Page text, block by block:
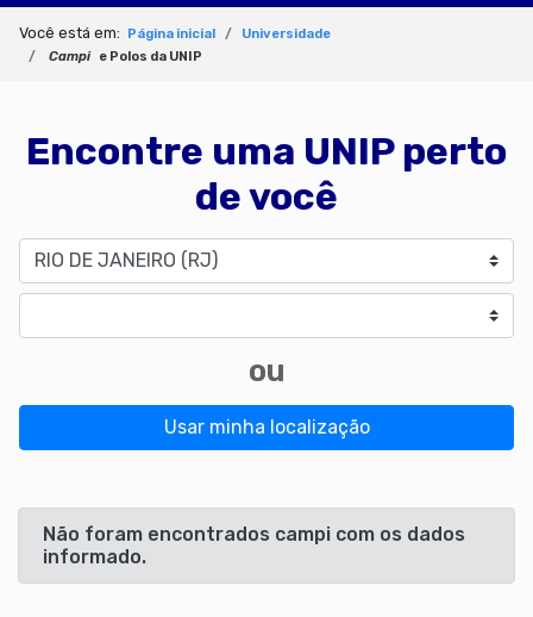
Você está em: Página inicial
Universidade
Campi
e Polos da UNIP
Encontre uma UNIP perto
de você
Estado
ou
Usar minha localização
Não foram encontrados campi com os dados
informado.